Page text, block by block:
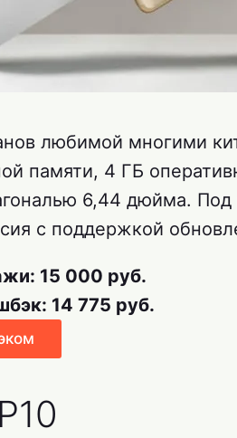
любимой многими
памяти, 4 ГБ
6,44 дюйма. Под
с поддержкой
15 000 руб.
14 775 руб.